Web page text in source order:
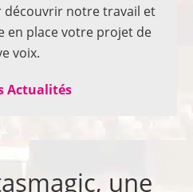
découvrir notre travail et
en place votre projet de
voix.
Actualités
une